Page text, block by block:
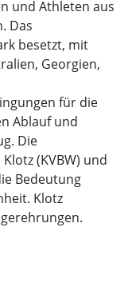
und Athleten aus
Das
besetzt, mit
Georgien,
für die
Ablauf und
Die
(KVBW) und
Bedeutung
Klotz